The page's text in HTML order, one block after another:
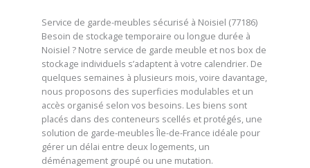
Service de garde-meubles sécurisé à Noisiel (77186)
Besoin de stockage temporaire ou longue durée à
Noisiel ? Notre service de garde meuble et nos box de
stockage individuels s’adaptent à votre calendrier. De
quelques semaines à plusieurs mois, voire davantage,
nous proposons des superficies modulables et un
accès organisé selon vos besoins. Les biens sont
placés dans des conteneurs scellés et protégés, une
solution de garde-meubles Île-de-France idéale pour
gérer un délai entre deux logements, un
déménagement groupé ou une mutation.